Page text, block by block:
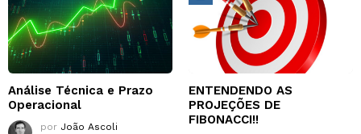
Análise Técnica e Prazo
Operacional
por João Ascoli
ENTENDENDO AS
PROJEÇÕES DE
FIBONACCI!!